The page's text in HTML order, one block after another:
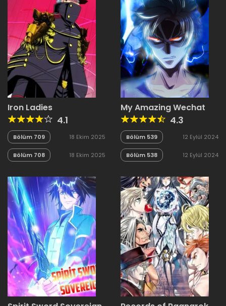
Iron Ladies
4.1
Bölüm 709 18 Ekim 2025
Bölüm 708 18 Ekim 2025
My Amazing Wechat
4.3
Bölüm 539 12 Eylül 2024
Bölüm 538 12 Eylül 2024